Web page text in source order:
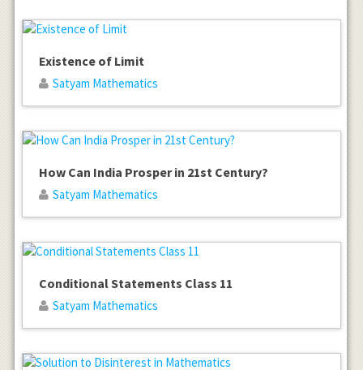
Existence of Limit
Satyam Mathematics
How Can India Prosper in 21st Century?
Satyam Mathematics
Conditional Statements Class 11
Satyam Mathematics